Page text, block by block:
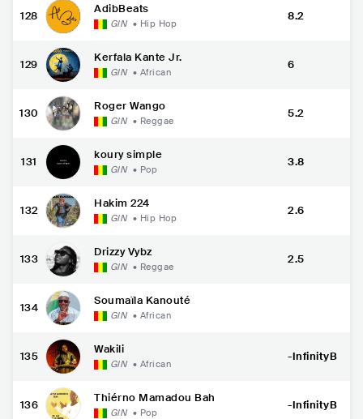
128
AdibBeats
GIN • Hip Hop
8.2
129
Kerfala Kante Jr.
GIN • African
6
130
Roger Wango
GIN • Reggae
5.2
131
koury simple
GIN • Pop
3.8
132
Hakim 224
GIN • Hip Hop
2.6
133
Drizzy Vybz
GIN • Reggae
2.5
134
Soumaïla Kanouté
GIN • African
135
Wakili
GIN • African
-InfinityB
136
Thiérno Mamadou Bah
GIN • Pop
-InfinityB